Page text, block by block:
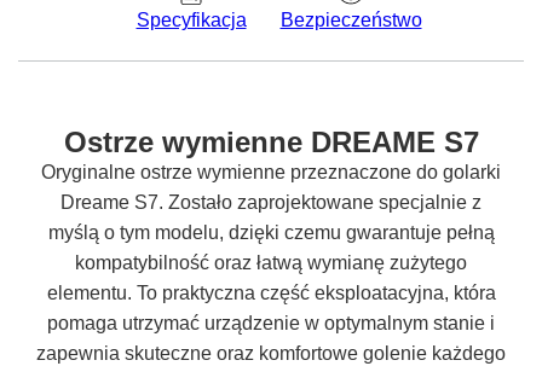
Specyfikacja Bezpieczeństwo
Ostrze wymienne DREAME S7
Oryginalne ostrze wymienne przeznaczone do golarki
Dreame S7. Zostało zaprojektowane specjalnie z
myślą o tym modelu, dzięki czemu gwarantuje pełną
kompatybilność oraz łatwą wymianę zużytego
elementu. To praktyczna część eksploatacyjna, która
pomaga utrzymać urządzenie w optymalnym stanie i
zapewnia skuteczne oraz komfortowe golenie każdego